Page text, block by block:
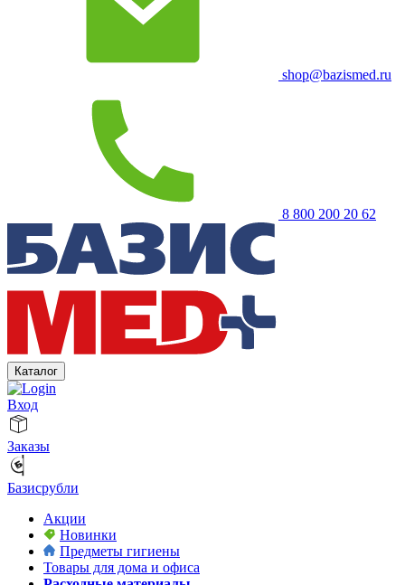
shop@bazismed.ru
8 800 200 20 62
Каталог
Вход
Заказы
Базисрубли
Акции
Новинки
Предметы гигиены
Товары для дома и офиса